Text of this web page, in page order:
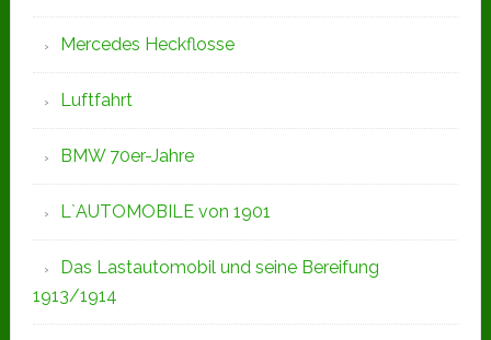
Mercedes Heckflosse
Luftfahrt
BMW 70er-Jahre
L`AUTOMOBILE von 1901
Das Lastautomobil und seine Bereifung
1913/1914